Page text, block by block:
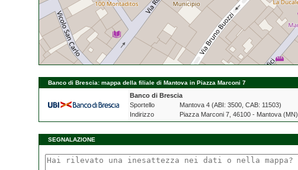
Banco di Brescia: mappa della filiale di Mantova in Piazza Marconi 7
Banco di Brescia
Sportello
Mantova 4 (ABI: 3500, CAB: 11503)
Indirizzo
Piazza Marconi 7, 46100 - Mantova (MN)
SEGNALAZIONE